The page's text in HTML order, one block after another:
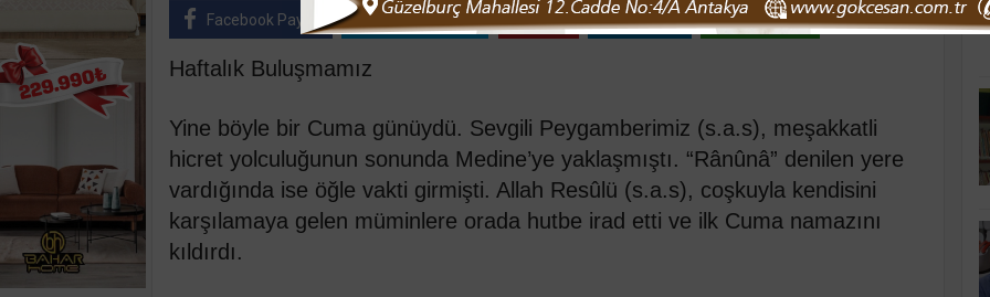
Facebook Paylaş Twitter Paylaş Linkedin WhatsApp
Haftalık Buluşmamız
Yine böyle bir Cuma günüydü. Sevgili Peygamberimiz (s.a.s), meşakkatli
hicret yolculuğunun sonunda Medine’ye yaklaşmıştı. “Rânûnâ” denilen yere
vardığında ise öğle vakti girmişti. Allah Resûlü (s.a.s), coşkuyla kendisini
karşılamaya gelen müminlere orada hutbe irad etti ve ilk Cuma namazını
kıldırdı.